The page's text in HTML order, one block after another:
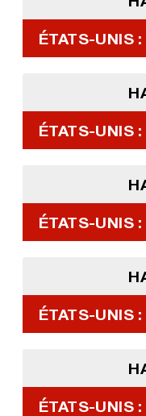
ÉTATS-UNIS
ÉTATS-UNIS
ÉTATS-UNIS
ÉTATS-UNIS
ÉTATS-UNIS